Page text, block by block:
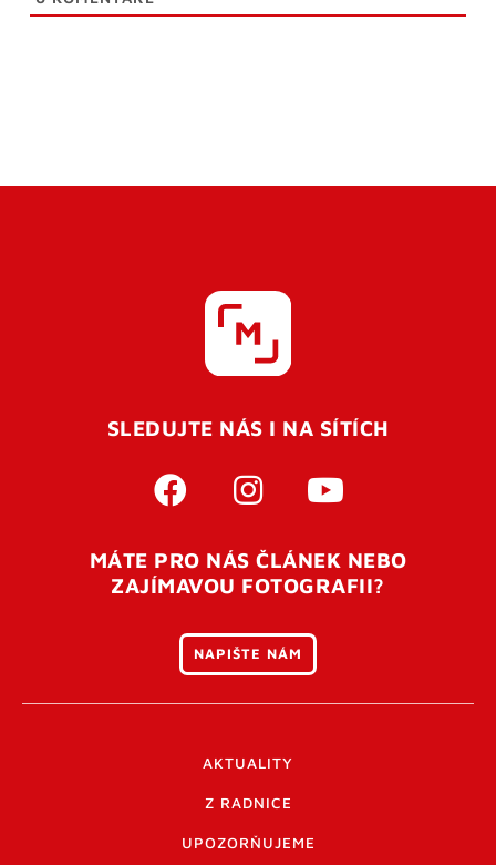
SLEDUJTE NÁS I NA SÍTÍCH
MÁTE PRO NÁS ČLÁNEK NEBO
ZAJÍMAVOU FOTOGRAFII?
NAPIŠTE NÁM
AKTUALITY
Z RADNICE
UPOZORŇUJEME